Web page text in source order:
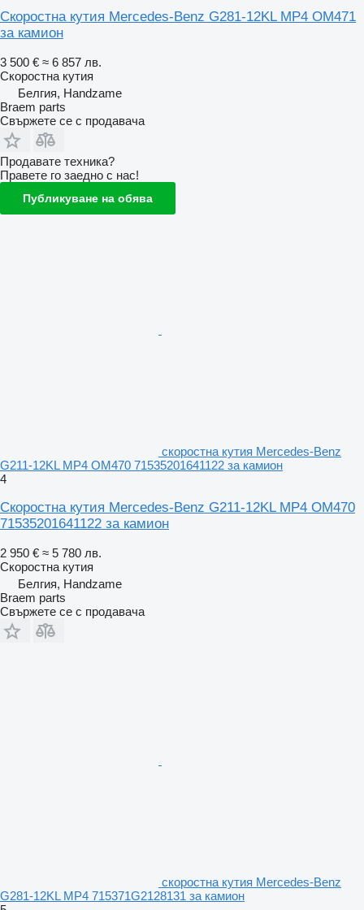
Скоростна кутия Mercedes-Benz G281-12KL MP4 OM471
за камион
3 500 € ≈ 6 857 лв.
Скоростна кутия
Белгия, Handzame
Braem parts
Свържете се с продавача
Продавате техника?
Правете го заедно с нас!
Публикуване на обява
скоростна кутия Mercedes-Benz
G211-12KL MP4 OM470 71535201641122 за камион
4
Скоростна кутия Mercedes-Benz G211-12KL MP4 OM470
71535201641122 за камион
2 950 € ≈ 5 780 лв.
Скоростна кутия
Белгия, Handzame
Braem parts
Свържете се с продавача
скоростна кутия Mercedes-Benz
G281-12KL MP4 715371G2128131 за камион